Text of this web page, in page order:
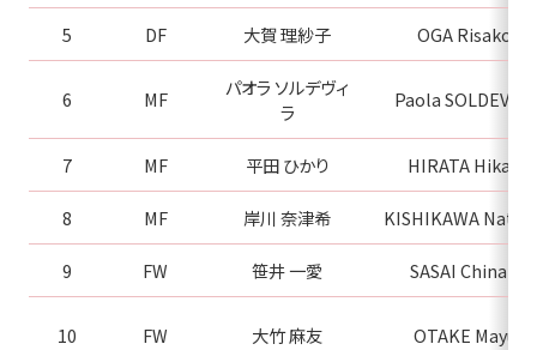
5 DF 大賀 理紗子 OGA Risako
6 MF
パオラ ソルデヴィ
ラ
Paola SOLDEVILA
7 MF 平田 ひかり HIRATA Hikari
8 MF 岸川 奈津希 KISHIKAWA
9 FW 笹井 一愛 SASAI Chinari
10 FW 大竹 麻友 OTAKE Mayu